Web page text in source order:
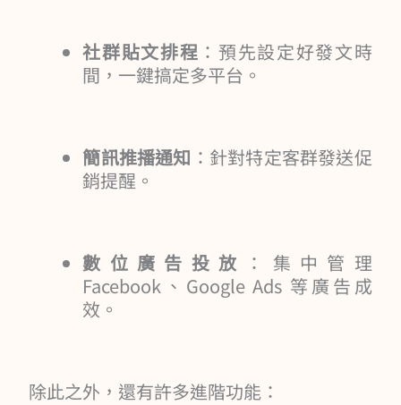
社群貼文排程 ：預先設定好發文時
間，一鍵搞定多平台。
簡訊推播通知 ：針對特定客群發送促
銷提醒。
數位廣告投放
：集中管理
Facebook、Google Ads 等廣告成
效。
除此之外，還有許多進階功能：